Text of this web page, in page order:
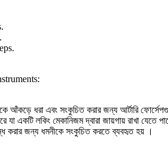
আঁকড়ে ধরা এবং সংকুচিত করার জন্য আর্টারি
যা একটি লকিং মেকানিজম দ্বারা জায়গায় রাখা যেতে
করার জন্য ধমনীকে সংকুচিত করতে ব্যবহৃত হয় ।